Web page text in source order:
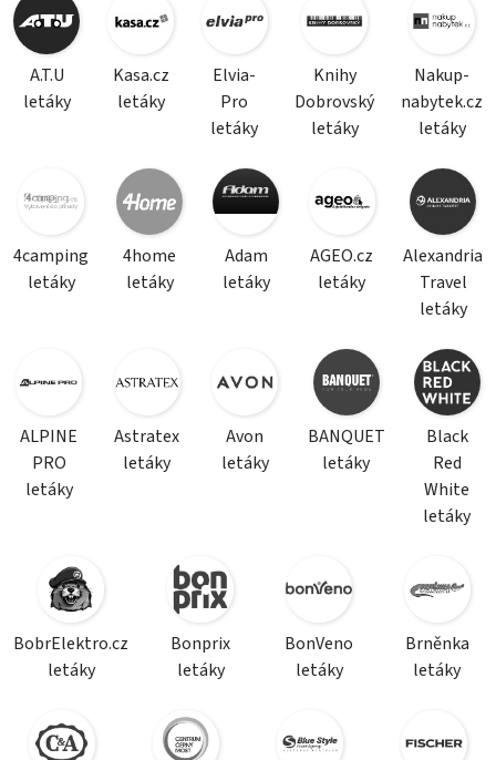
A.T.U
letáky
Kasa.cz
letáky
Elvia-
Pro
letáky
Knihy
Dobrovský
letáky
Nakup-
nabytek.cz
letáky
4camping
letáky
4home
letáky
Adam
letáky
AGEO.cz
letáky
Alexandria
Travel
letáky
ALPINE
PRO
letáky
Astratex
letáky
Avon
letáky
BANQUET
letáky
Black
Red
White
letáky
BobrElektro.cz
letáky
Bonprix
letáky
BonVeno
letáky
Brněnka
letáky